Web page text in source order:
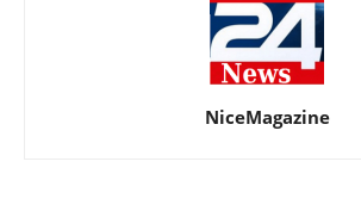
NiceMagazine